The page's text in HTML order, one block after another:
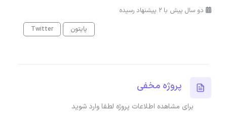
دو سال پیش با 2 پیشنهاد رسیده
پایتون
Twitter
پروژه مخفی
برای مشاهده اطلاعات پروژه لطفا وارد شوید